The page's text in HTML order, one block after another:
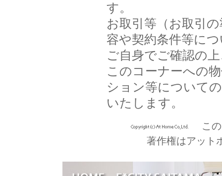
す。
お取引等（お取引
容や契約条件等に
ご自身でご確認の
このコーナーへの
ション等について
いたします。
こ
著作権はアット